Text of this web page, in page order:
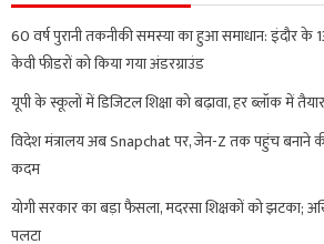
60 वर्ष पुरानी तकनीकी समस्या का हुआ समाधान: इंदौर
केवी फीडरों को किया गया अंडरग्राउंड
यूपी के स्कूलों में डिजिटल शिक्षा को बढ़ावा, हर ब्लॉक में तैयार
विदेश मंत्रालय अब Snapchat पर, जेन-Z तक पहुंच बनाने
कदम
योगी सरकार का बड़ा फैसला, मदरसा शिक्षकों को झटका;
पलटा